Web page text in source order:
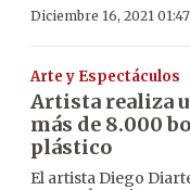
Diciembre 16, 2021
Arte y Espectáculos
Artista realiza
más de 8.000
plástico
El artista Diego